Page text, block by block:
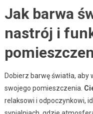
Jak barwa
nastrój i
Dobierz barwę światła, aby
swojego pomieszczenia.
relaksowi i odpoczynkowi,